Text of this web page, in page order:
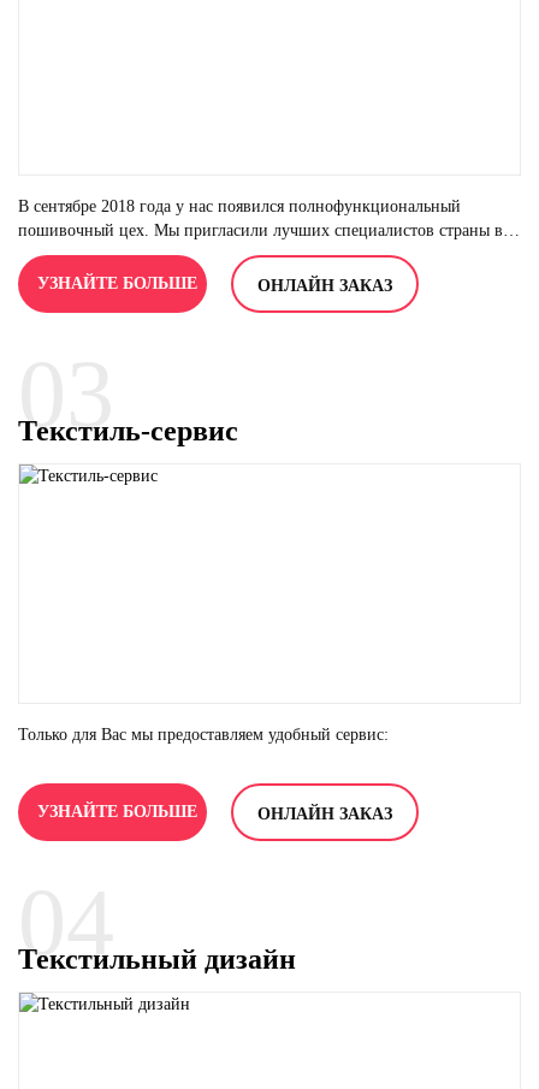
В сентябре 2018 года у нас появился полнофункциональный
пошивочный цех. Мы пригласили лучших специалистов страны в
свою команду. Самое передовое оборудование, швейные машины
известных европейских производителей.
УЗНАЙТЕ БОЛЬШЕ ОНЛАЙН ЗАКАЗ
03
Текстиль-сервис
Только для Вас мы предоставляем удобный сервис:
Выезд портного для замеров.
Демонстрация образцов.
Корпоративным клиентам мы предоставляем услугу –
УЗНАЙТЕ БОЛЬШЕ ОНЛАЙН ЗАКАЗ
04
Текстильный дизайн